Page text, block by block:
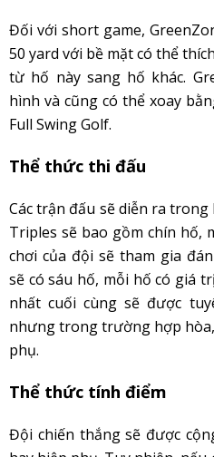
Đối với short game,
50 yard với bề mặt có thể
từ hố này sang hố khác.
hình và cũng có thể xoay
Full Swing Golf.
Thể thức thi đấu
Các trận đấu sẽ diễn ra
Triples sẽ bao gồm chín hố,
chơi của đội sẽ tham gia
sẽ có sáu hố, mỗi hố có giá
nhất cuối cùng sẽ được
nhưng trong trường hợp
phụ.
Thể thức tính điểm
Đội chiến thắng sẽ được